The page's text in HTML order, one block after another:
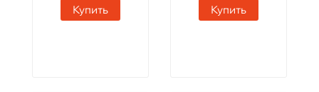
Купить Купить